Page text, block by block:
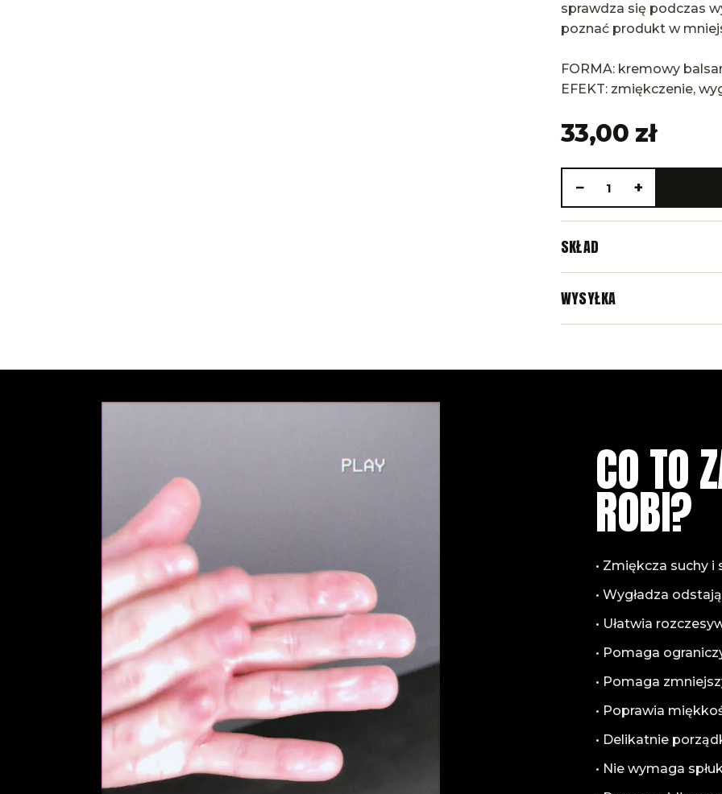
sprawdza się podczas
poznać produkt w
FORMA: kremowy
EFEKT: zmiękczenie,
33,00 zł
− 1 +
SKŁAD
WYSYŁKA
CO TO
ROBI?
• Zmiękcza suchy
• Wygładza
• Ułatwia
• Pomaga
• Pomaga
• Poprawia
• Delikatnie
• Nie wymaga